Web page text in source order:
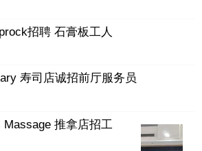
招聘 石膏板工人
寿司店诚招前厅服务员
Massage 推拿店招工